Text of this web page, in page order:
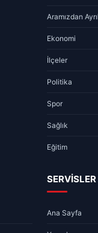
Aramızdan
Ekonomi
İlçeler
Politika
Spor
Sağlık
Eğitim
SERVİSLER
Ana Sayfa